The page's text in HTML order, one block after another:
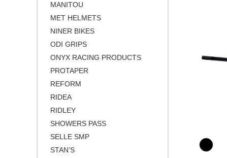
MANITOU
MET HELMETS
NINER BIKES
ODI GRIPS
ONYX RACING PRODUCTS
PROTAPER
REFORM
RIDEA
RIDLEY
SHOWERS PASS
SELLE SMP
STAN’S